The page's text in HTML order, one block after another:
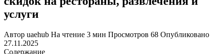
услуги
Автор uaehub На чтение 3 мин Просмотров 68 Опубликовано
27.11.2025
Содержание